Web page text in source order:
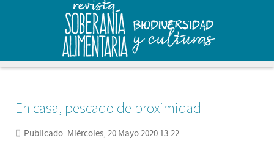
En casa, pescado de proximidad
Publicado: Miércoles, 20 Mayo 2020 13:22